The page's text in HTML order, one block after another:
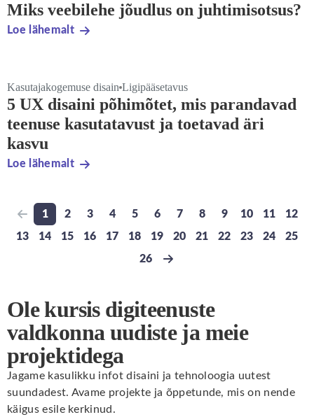
Miks veebilehe jõudlus on juhtimisotsus?
Loe lähemalt
Kasutajakogemuse disain Ligipääsetavus
5 UX disaini põhimõtet, mis parandavad
teenuse kasutatavust ja toetavad äri
kasvu
Loe lähemalt
Previous page
Go to page
1
Go to page
2
Go to page
3
Go to page
4
Go to page
5
Go to page
6
Go to page
7
Go to page
8
Go to page
9
Go to page
10
Go to
11
Go
12
Go to page
13
Go to page
14
Go to page
15
Go to page
16
Go to page
17
Go to page
18
Go to page
19
Go to page
20
Go to page
21
Go to page
22
Go to page
23
Go to
24
Go
25
Go to page
26
Next page
Ole kursis digiteenuste
valdkonna uudiste ja meie
projektidega
Jagame kasulikku infot disaini ja tehnoloogia uutest
suundadest. Avame projekte ja õppetunde, mis on nende
käigus esile kerkinud.